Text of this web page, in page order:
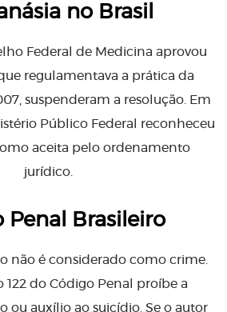
no Brasil
Federal de Medicina aprovou
regulamentava a prática da
suspenderam a resolução. Em
Público Federal reconheceu
aceita pelo ordenamento
jurídico.
Penal Brasileiro
não é considerado como crime.
122 do Código Penal proíbe a
ou auxílio ao suicídio. Se o autor